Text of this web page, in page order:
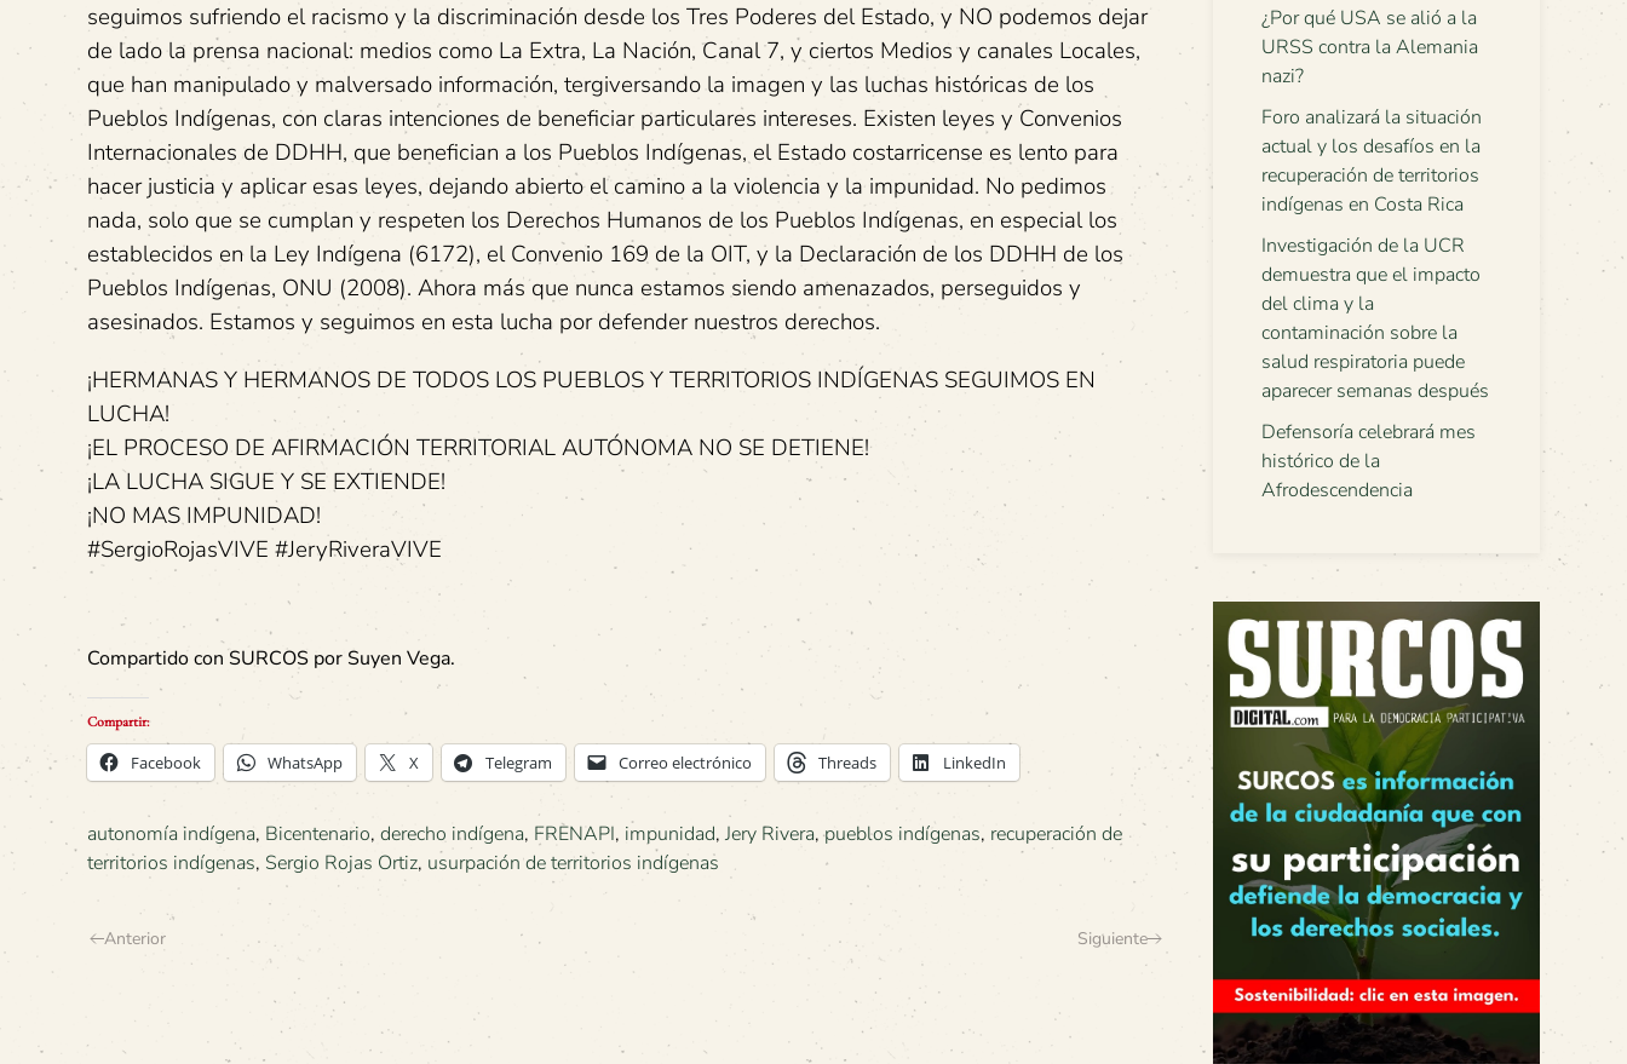
seguimos sufriendo el racismo y la discriminación desde los Tres Poderes del Estado, y NO podemos dejar
de lado la prensa nacional: medios como La Extra, La Nación, Canal 7, y ciertos Medios y canales Locales,
que han manipulado y malversado información, tergiversando la imagen y las luchas históricas de los
Pueblos Indígenas, con claras intenciones de beneficiar particulares intereses. Existen leyes y Convenios
Internacionales de DDHH, que benefician a los Pueblos Indígenas, el Estado costarricense es lento para
hacer justicia y aplicar esas leyes, dejando abierto el camino a la violencia y la impunidad. No pedimos
nada, solo que se cumplan y respeten los Derechos Humanos de los Pueblos Indígenas, en especial los
establecidos en la Ley Indígena (6172), el Convenio 169 de la OIT, y la Declaración de los DDHH de los
Pueblos Indígenas, ONU (2008). Ahora más que nunca estamos siendo amenazados, perseguidos y
asesinados. Estamos y seguimos en esta lucha por defender nuestros derechos.
¡HERMANAS Y HERMANOS DE TODOS LOS PUEBLOS Y TERRITORIOS INDÍGENAS SEGUIMOS EN
LUCHA!
¡EL PROCESO DE AFIRMACIÓN TERRITORIAL AUTÓNOMA NO SE DETIENE!
¡LA LUCHA SIGUE Y SE EXTIENDE!
¡NO MAS IMPUNIDAD!
#SergioRojasVIVE #JeryRiveraVIVE
Compartido con SURCOS por Suyen Vega.
Compartir:
Facebook WhatsApp X Telegram Correo electrónico Threads LinkedIn
autonomía indígena, Bicentenario, derecho indígena, FRENAPI, impunidad, Jery Rivera,pueblos indígenas, recuperación de
territorios indígenas, Sergio Rojas Ortiz, usurpación de territorios indígenas
Anterior Siguiente
¿Por qué USA se alió a la
URSS contra la Alemania
nazi?
Foro analizará la situación
actual y los desafíos en la
recuperación de territorios
indígenas en Costa Rica
Investigación de la UCR
demuestra que el impacto
del clima y la
contaminación sobre la
salud respiratoria puede
aparecer semanas después
Defensoría celebrará mes
histórico de la
Afrodescendencia